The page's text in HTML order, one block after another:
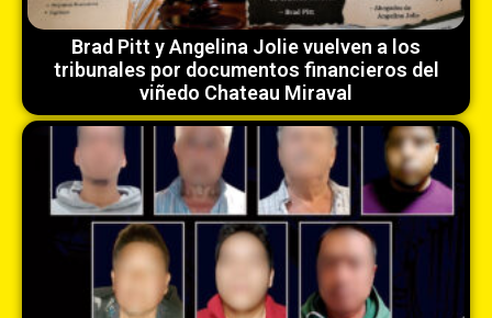
Brad Pitt y Angelina Jolie vuelven a los
tribunales por documentos financieros del
viñedo Chateau Miraval